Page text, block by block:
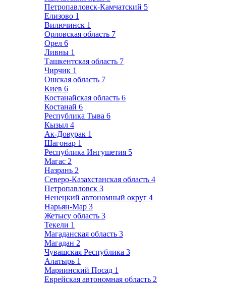
Петропавловск-Камчатский 5
Елизово 1
Вилючинск 1
Орловская область 7
Орел 6
Ливны 1
Ташкентская область 7
Чирчик 1
Ошская область 7
Киев 6
Костанайская область 6
Костанай 6
Республика Тыва 6
Кызыл 4
Ак-Довурак 1
Шагонар 1
Республика Ингушетия 5
Магас 2
Назрань 2
Северо-Казахстанская область 4
Петропавловск 3
Ненецкий автономный округ 4
Нарьян-Мар 3
Жетысу область 3
Текели 1
Магаданская область 3
Магадан 2
Чувашская Республика 3
Алатырь 1
Мариинский Посад 1
Еврейская автономная область 2